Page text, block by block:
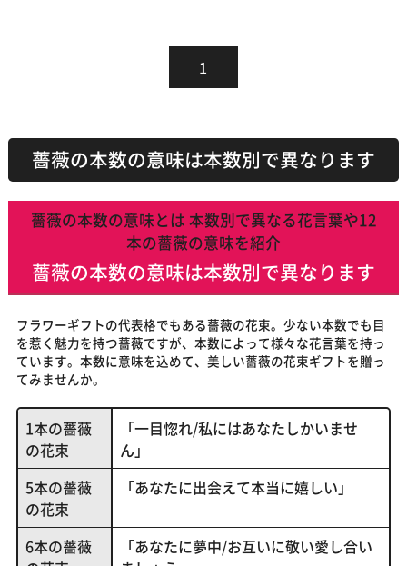
1
薔薇の本数の意味は本数別で異なります
薔薇の本数の意味とは 本数別で異なる花言葉や12
本の薔薇の意味を紹介
薔薇の本数の意味は本数別で異なります
フラワーギフトの代表格でもある薔薇の花束。少ない本数でも目
を惹く魅力を持つ薔薇ですが、本数によって様々な花言葉を持っ
ています。本数に意味を込めて、美しい薔薇の花束ギフトを贈っ
てみませんか。
1本の薔薇
の花束
「一目惚れ/私にはあなたしかいませ
ん」
5本の薔薇
の花束
「あなたに出会えて本当に嬉しい」
6本の薔薇
「あなたに夢中/お互いに敬い愛し合い